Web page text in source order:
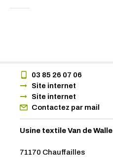
03 85 26 07 06
Site internet
Site internet
Contactez par mail
Usine textile Van de Walle
71170 Chauffailles